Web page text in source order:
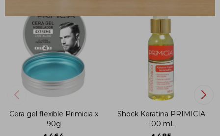
Cera gel flexible Primicia x
90g
Shock Keratina PRIMICIA
100 mL